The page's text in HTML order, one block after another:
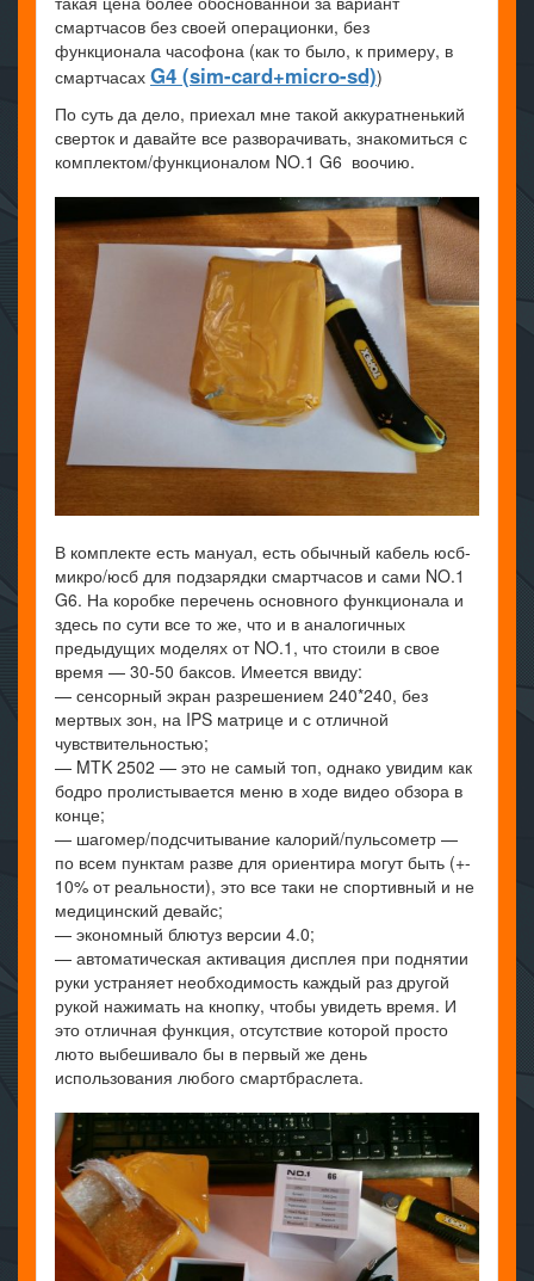
смартчасов без своей операционки, без
функционала часофона (как то было, к примеру, в
смартчасах G4 (sim-card+micro-sd))
По суть да дело, приехал мне такой аккуратненький
сверток и давайте все разворачивать, знакомиться с
комплектом/функционалом NO.1 G6 воочию.
В комплекте есть мануал, есть обычный кабель юсб-
микро/юсб для подзарядки смартчасов и сами NO.1
G6. На коробке перечень основного функционала и
здесь по сути все то же, что и в аналогичных
предыдущих моделях от NO.1, что стоили в свое
время — 30-50 баксов. Имеется ввиду:
— сенсорный экран разрешением 240*240, без
мертвых зон, на IPS матрице и с отличной
чувствительностью;
— MTK 2502 — это не самый топ, однако увидим как
бодро пролистывается меню в ходе видео обзора в
конце;
— шагомер/подсчитывание калорий/пульсометр —
по всем пунктам разве для ориентира могут быть (+-
10% от реальности), это все таки не спортивный и не
медицинский девайс;
— экономный блютуз версии 4.0;
— автоматическая активация дисплея при поднятии
руки устраняет необходимость каждый раз другой
рукой нажимать на кнопку, чтобы увидеть время. И
это отличная функция, отсутствие которой просто
люто выбешивало бы в первый же день
использования любого смартбраслета.